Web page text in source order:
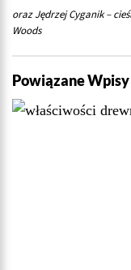
oraz Jędrzej Cyganik –
Woods
Powiązane Wpisy